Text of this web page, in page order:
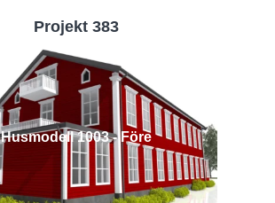
Projekt 383
Husmodell 1003 - Före